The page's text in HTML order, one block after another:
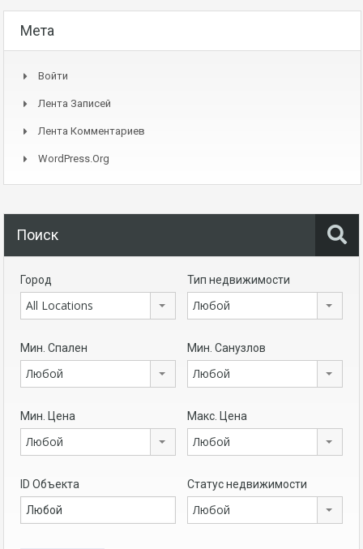
Мета
Войти
Лента Записей
Лента Комментариев
WordPress.org
Поиск
Город
All Locations
Тип недвижимости
Любой
Мин. Спален
Любой
Мин. Санузлов
Любой
Мин. Цена
Любой
Макс. Цена
Любой
ID Объекта Статус недвижимости
Любой